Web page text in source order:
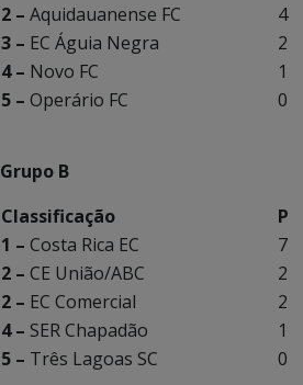
2 – Aquidauanense FC 4
3 – EC Águia Negra 2
4 – Novo FC 1
5 – Operário FC 0
Grupo B
Classificação
P
1 – Costa Rica EC 7
2 – CE União/ABC 2
2 – EC Comercial 2
4 – SER Chapadão 1
5 – Três Lagoas SC 0